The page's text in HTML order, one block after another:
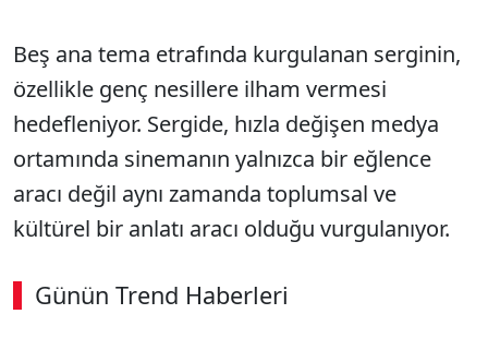
Beş ana tema etrafında kurgulanan serginin,
özellikle genç nesillere ilham vermesi
hedefleniyor. Sergide, hızla değişen medya
ortamında sinemanın yalnızca bir eğlence
aracı değil aynı zamanda toplumsal ve
kültürel bir anlatı aracı olduğu vurgulanıyor.
Günün Trend Haberleri